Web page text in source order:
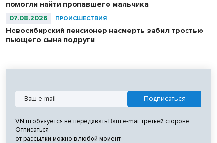
помогли найти пропавшего мальчика
07.08.2026 ПРОИСШЕСТВИЯ
Новосибирский пенсионер насмерть забил тростью
пьющего сына подруги
VN.ru обязуется не передавать Ваш e-mail третьей стороне.
Отписаться
от рассылки можно в любой момент